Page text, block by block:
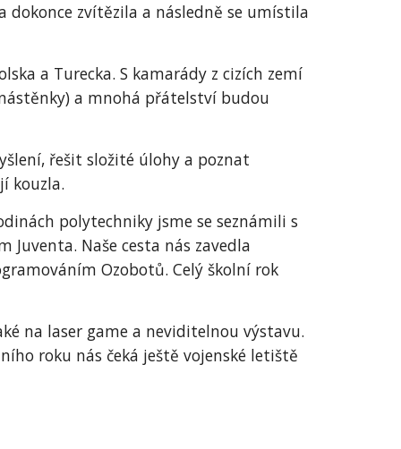
dokonce zvítězila a následně se umístila
a Turecka. S kamarády z cizích zemí
a mnohá přátelství budou
řešit složité úlohy a poznat
kouzla.
polytechniky jsme se seznámili s
Naše cesta nás zavedla
Ozobotů. Celý školní rok
na laser game a neviditelnou výstavu.
roku nás čeká ještě vojenské letiště